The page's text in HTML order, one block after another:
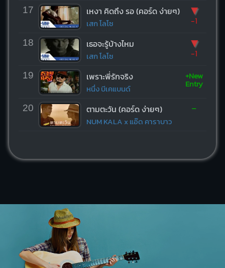
17 เหงา คิดถึง รอ (คอร์ด ง่ายๆ)
เสก โลโซ
▼
-1
18 เธอจะรู้บ้างไหม
เสก โลโซ
▼
-1
19 เพราะพี่รักจริง
หนึ่ง บีเคแบนด์
+New
Entry
20 ตามตะวัน (คอร์ด ง่ายๆ)
NUM KALA x แอ๊ด คาราบาว
-